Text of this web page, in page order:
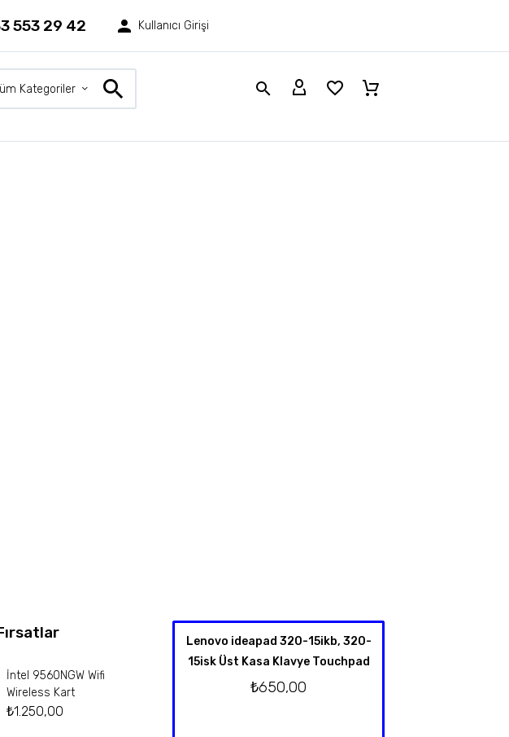
553 29 42 Kullanıcı Girişi
Kategoriler
İntel 9560NGW Wifi
Wireless Kart
₺1.250,00
Lenovo ideapad 320-15ikb, 320-
15isk Üst Kasa Klavye Touchpad
₺650,00